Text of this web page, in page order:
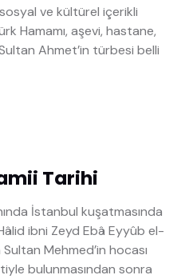
ve kültürel içerikli
Hamamı, aşevi, hastane,
Ahmet’in türbesi belli
Tarihi
İstanbul kuşatmasında
ibni Zeyd Ebâ Eyyûb el-
Mehmed’in hocası
bulunmasından sonra